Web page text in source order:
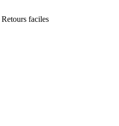
Retours faciles